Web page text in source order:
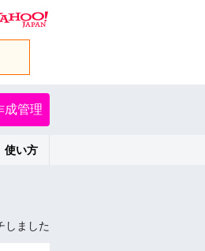
成管理
使い方
しました